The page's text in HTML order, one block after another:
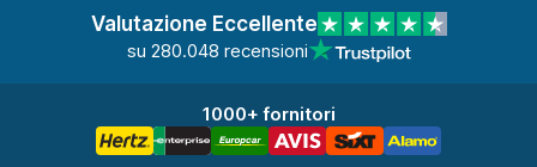
Valutazione Eccellente
su 280.048 recensioni
1000+ fornitori